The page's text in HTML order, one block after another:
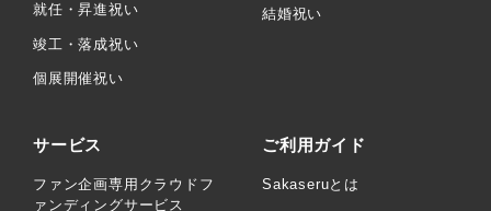
就任・昇進祝い
竣工・落成祝い
個展開催祝い
結婚祝い
サービス
ファン企画専用クラウドフ
ァンディングサービス
ご利用ガイド
Sakaseruとは